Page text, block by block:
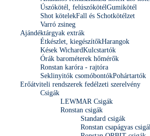
Úszókötél, felúszókötélGumikötél
Shot kötelekFall és Schotkötélzet
Varró zsineg
Ajándéktárgyak extrák
Étkészlet, kiegészítőkHarangok
Kések WichardKulcstartók
Órák barométerek hőmérők
Ronstan karóra - rajtóra
Seklinyitók csomóbontókPohártartók
Erőátviteli rendszerek fedélzeti szerelvény
Csigák
LEWMAR Csigák
Ronstan csigák
Standard csigák
Ronstan csapágyas